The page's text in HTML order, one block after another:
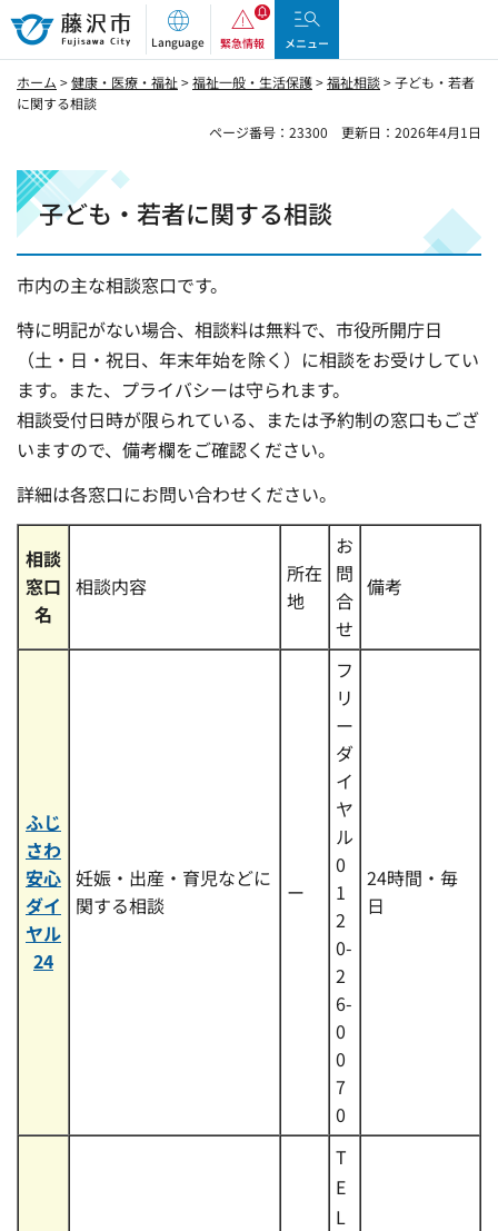
藤沢市
Language 緊急情報 メニュー
ホーム >健康・医療・福祉>福祉一般・生活保護>福祉相談> 子ども・若者
に関する相談
ページ番号：23300
更新日：2026年4月1日
子ども・若者に関する相談
市内の主な相談窓口です。
特に明記がない場合、相談料は無料で、市役所開庁日
（土・日・祝日、年末年始を除く）に相談をお受けしてい
ます。また、プライバシーは守られます。
相談受付日時が限られている、または予約制の窓口もござ
いますので、備考欄をご確認ください。
詳細は各窓口にお問い合わせください。
相談
窓口
名
相談内容
所在
地
お
問
合
せ
備考
ふじ
さわ
安心
ダイ
ヤル
24
妊娠・出産・育児などに
関する相談
ー
フ
リ
ー
ダ
イ
ヤ
ル
0
1
2
0-
2
6-
0
0
7
0
24時間・毎
日
T
E
L